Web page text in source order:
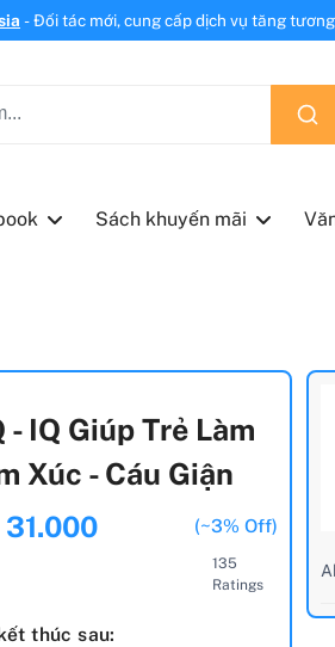
- Đối tác mới, cung cấp dịch vụ tăng
Sách khuyến mãi
- IQ Giúp Trẻ Làm
Xúc - Cáu Giận
31.000 (~3% Off)
135
Ratings
thúc sau: